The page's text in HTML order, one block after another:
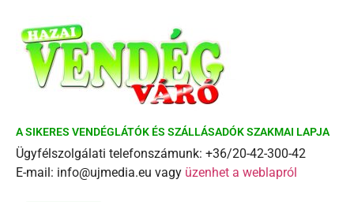
A SIKERES VENDÉGLÁTÓK ÉS SZÁLLÁSADÓK SZAKMAI LAPJA
Ügyfélszolgálati telefonszámunk: +36/20-42-300-42
E-mail: info@ujmedia.eu vagy üzenhet a weblapról